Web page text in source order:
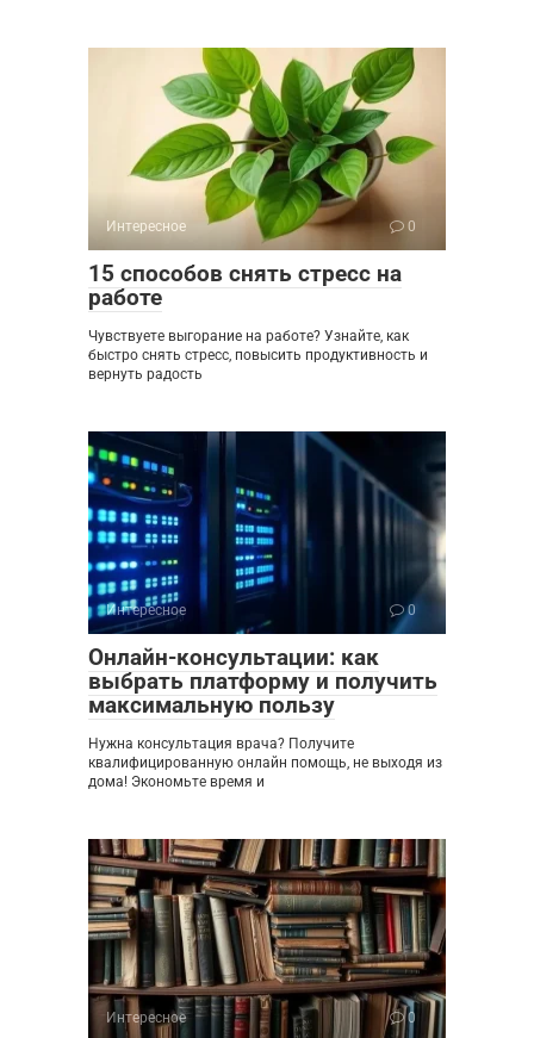
Интересное 0
15 способов снять стресс на
работе
Чувствуете выгорание на работе? Узнайте, как
быстро снять стресс, повысить продуктивность и
вернуть радость
Интересное 0
Онлайн-консультации: как
выбрать платформу и получить
максимальную пользу
Нужна консультация врача? Получите
квалифицированную онлайн помощь, не выходя из
дома! Экономьте время и
Интересное 0